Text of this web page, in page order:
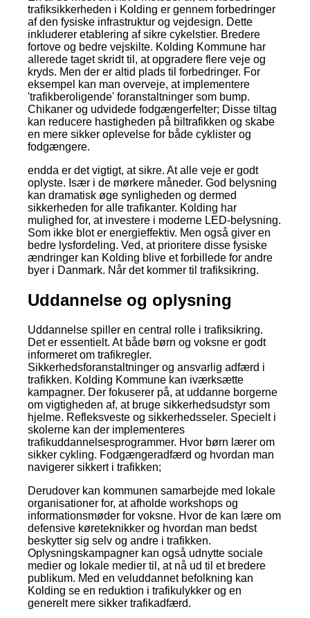
trafiksikkerheden i Kolding er gennem forbedringer
af den fysiske infrastruktur og vejdesign. Dette
inkluderer etablering af sikre cykelstier. Bredere
fortove og bedre vejskilte. Kolding Kommune har
allerede taget skridt til, at opgradere flere veje og
kryds. Men der er altid plads til forbedringer. For
eksempel kan man overveje, at implementere
'trafikberoligende' foranstaltninger som bump.
Chikaner og udvidede fodgængerfelter; Disse tiltag
kan reducere hastigheden på biltrafikken og skabe
en mere sikker oplevelse for både cyklister og
fodgængere.
endda er det vigtigt, at sikre. At alle veje er godt
oplyste. Især i de mørkere måneder. God belysning
kan dramatisk øge synligheden og dermed
sikkerheden for alle trafikanter. Kolding har
mulighed for, at investere i moderne LED-belysning.
Som ikke blot er energieffektiv. Men også giver en
bedre lysfordeling. Ved, at prioritere disse fysiske
ændringer kan Kolding blive et forbillede for andre
byer i Danmark. Når det kommer til trafiksikring.
Uddannelse og oplysning
Uddannelse spiller en central rolle i trafiksikring.
Det er essentielt. At både børn og voksne er godt
informeret om trafikregler.
Sikkerhedsforanstaltninger og ansvarlig adfærd i
trafikken. Kolding Kommune kan iværksætte
kampagner. Der fokuserer på, at uddanne borgerne
om vigtigheden af, at bruge sikkerhedsudstyr som
hjelme. Refleksveste og sikkerhedsseler. Specielt i
skolerne kan der implementeres
trafikuddannelsesprogrammer. Hvor børn lærer om
sikker cykling. Fodgængeradfærd og hvordan man
navigerer sikkert i trafikken;
Derudover kan kommunen samarbejde med lokale
organisationer for, at afholde workshops og
informationsmøder for voksne. Hvor de kan lære om
defensive køreteknikker og hvordan man bedst
beskytter sig selv og andre i trafikken.
Oplysningskampagner kan også udnytte sociale
medier og lokale medier til, at nå ud til et bredere
publikum. Med en veluddannet befolkning kan
Kolding se en reduktion i trafikulykker og en
generelt mere sikker trafikadfærd.